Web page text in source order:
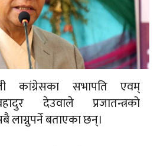
कांग्रेसका सभापति एवम्
देउवाले प्रजातन्त्रको
बताएका छन्।